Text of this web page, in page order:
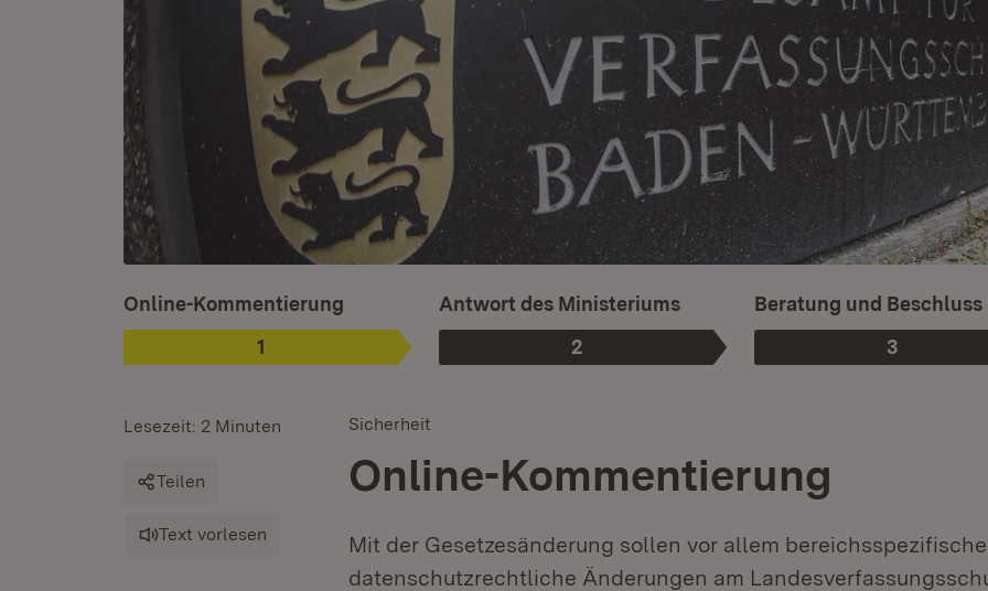
Phase
1
:
Ist ausgewählt.
Online-Kommentierung
Phase
2
:
Antwort des Ministeriums
Phase
3
:
Beratung und Beschluss
Sicherheit
Online-Kommentierung
Mit der Gesetzesänderung sollen vor allem bereichsspezifische
datenschutzrechtliche Änderungen am
Lesezeit: 2 Minuten
Teilen
Text vorlesen